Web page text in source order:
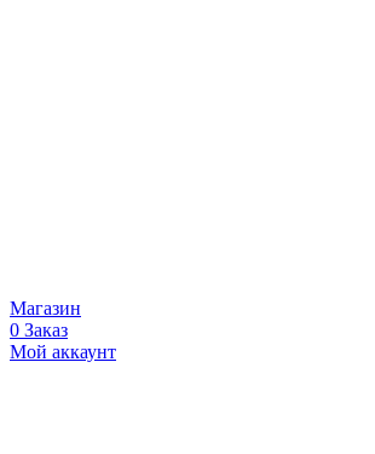
Магазин
0 Заказ
Мой аккаунт